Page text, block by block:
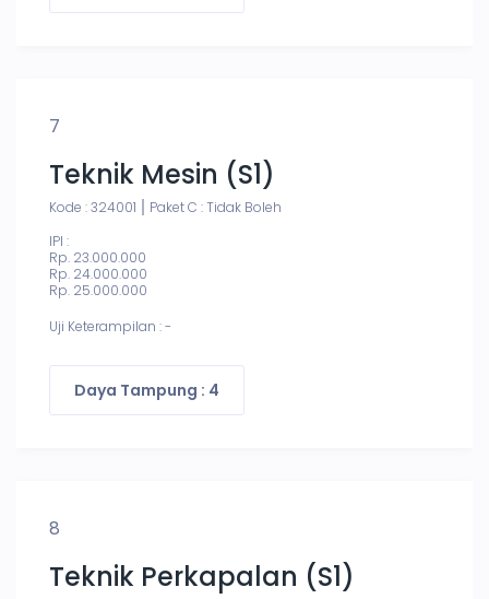
7
Teknik Mesin (S1)
Kode : 324001
Paket C : Tidak Boleh
IPI :
Rp. 23.000.000
Rp. 24.000.000
Rp. 25.000.000
Uji Keterampilan : -
Daya Tampung : 4
8
Teknik Perkapalan (S1)